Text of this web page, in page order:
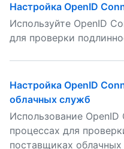
Настройка OpenID
Используйте OpenID
для проверки
Настройка OpenID
облачных служб
Использование
процессах для
поставщиках